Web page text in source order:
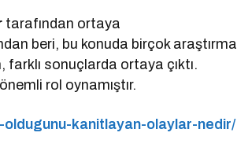
tarafından ortaya
beri, bu konuda birçok araştırma
farklı sonuçlarda ortaya çıktı.
rol oynamıştır.
kanitlayan-olaylar-nedir/